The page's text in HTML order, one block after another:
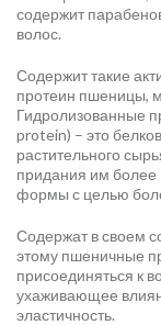
содержит
волос.
Содержит такие
протеин пшеницы,
Гидролизованные
protein) – это
растительного
придания им более
формы с целью
Содержат в своем
этому пшеничные
присоединяться к
ухаживающее
эластичность.